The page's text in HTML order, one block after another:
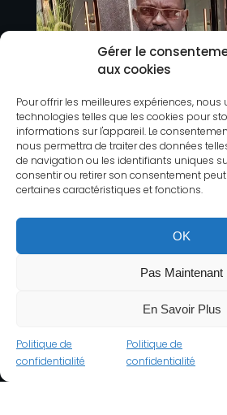
Gérer le
aux cookies
Pour offrir les meilleures expériences, nous
technologies telles que les cookies pour
informations sur l'appareil. Le
nous permettra de traiter des données
de navigation ou les identifiants uniques
consentir ou retirer son consentement
certaines caractéristiques et fonctions.
OK
Pas Maintenant
En Savoir Plus
Politique de
confidentialité
Politique de
confidentialité